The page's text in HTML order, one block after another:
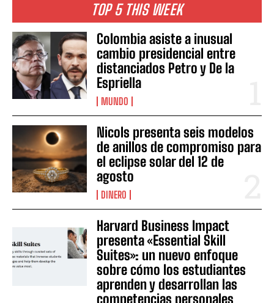
TOP 5 THIS WEEK
Colombia asiste a inusual
cambio presidencial entre
distanciados Petro y De la
Espriella
MUNDO
Nicols presenta seis modelos
de anillos de compromiso para
el eclipse solar del 12 de
agosto
DINERO
Harvard Business Impact
presenta «Essential Skill
Suites»: un nuevo enfoque
sobre cómo los estudiantes
aprenden y desarrollan las
competencias personales